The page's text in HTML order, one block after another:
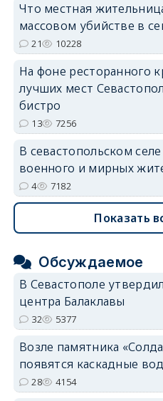
Что местная
массовом убийстве в
21 10228
На фоне ресторанного
лучших мест
бистро
13 7256
В севастопольском
военного и мирных
4 7182
Показать
Обсуждаемое
В Севастополе
центра Балаклавы
32 5377
Возле памятника
появятся каскадные
28 4154